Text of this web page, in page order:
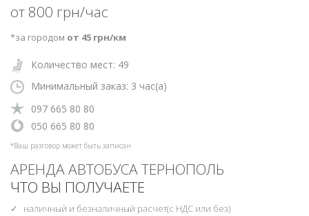
от 800 грн/час
*за городом от 45 грн/км
Количество мест: 49
Минимальный заказ: 3 час(а)
‎097 665 80 80
‎‎050 665 80 80
*Ваш разговор может быть записан
АРЕНДА АВТОБУСА ТЕРНОПОЛЬ
ЧТО ВЫ ПОЛУЧАЕТЕ
наличный и безналичный расчет(с НДС или без)